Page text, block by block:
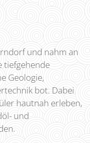
und nahm an
tiefgehende
Geologie,
bot. Dabei
hautnah erleben,
und